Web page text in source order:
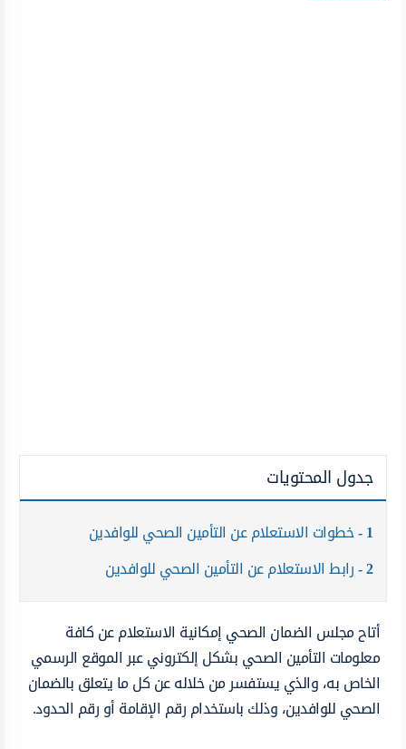
جدول المحتويات
1 خطوات الاستعلام عن التأمين الصحي للوافدين
2 رابط الاستعلام عن التأمين الصحي للوافدين
أتاح مجلس الضمان الصحي إمكانية الاستعلام عن كافة
معلومات التأمين الصحي بشكل إلكتروني عبر الموقع الرسمي
الخاص به، والذي يستفسر من خلاله عن كل ما يتعلق بالضمان
الصحي للوافدين، وذلك باستخدام رقم الإقامة أو رقم الحدود.